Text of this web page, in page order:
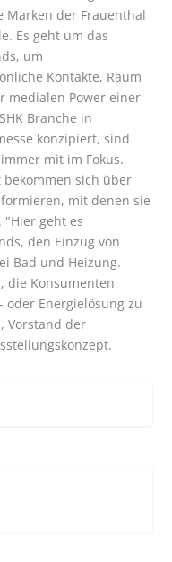
der Frauenthal
Es geht um das
um
Kontakte, Raum
medialen Power einer
Branche in
konzipiert, sind
mit im Fokus.
sich über
mit denen sie
geht es
den Einzug von
Bad und Heizung.
die Konsumenten
oder Energielösung zu
Vorstand der